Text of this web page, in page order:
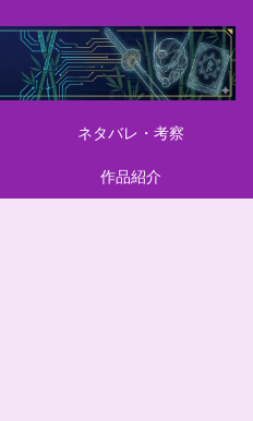
ネタバレ・考察
作品紹介